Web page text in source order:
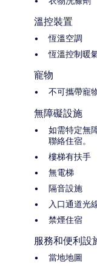
溫控裝置
恆溫空調
恆溫控制暖
寵物
不可攜帶寵
無障礙設施
如需特定無
聯絡住宿。
樓梯有扶手
無電梯
隔音設施
入口通道光
禁煙住宿
服務和便利設
當地地圖